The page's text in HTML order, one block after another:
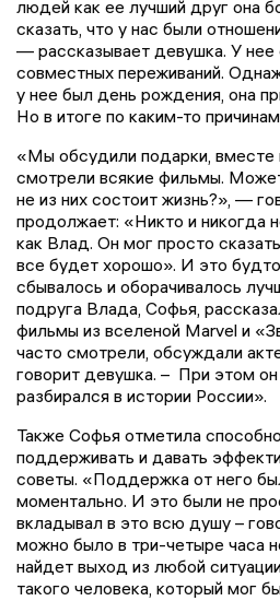
людей как ее лучший друг она
сказать, что у нас были
— рассказывает девушка. У
совместных переживаний.
у нее был день рождения, она
Но в итоге по каким-то
«Мы обсудили подарки, вместе
смотрели всякие фильмы.
не из них состоит жизнь?», —
продолжает: «Никто и никогда
как Влад. Он мог просто
все будет хорошо». И это
сбывалось и оборачивалось
подруга Влада, Софья,
фильмы из вселеной Marvel и
часто смотрели, обсуждали
говорит девушка. – При этом
разбирался в истории России».
Также Софья отметила
поддерживать и давать
советы. «Поддержка от него
моментально. И это были не
вкладывал в это всю душу –
можно было в три-четыре часа
найдет выход из любой
такого человека, который мог